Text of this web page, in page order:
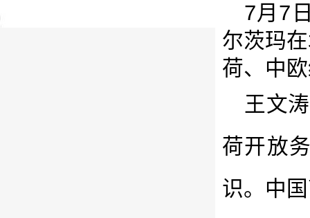
7月7
尔茨玛
荷、中
王文
荷开放
识。中